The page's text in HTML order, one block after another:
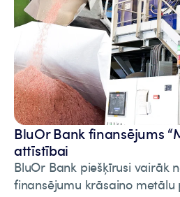
BluOr Bank finansējums
attīstībai
BluOr Bank piešķīrusi vairāk
finansējumu krāsaino metālu